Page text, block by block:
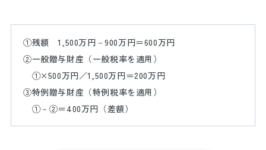
①残額1,500万円－900万円＝600万円
②一般贈与財産（一般税率を適用）
①×500万円／1,500万円＝200万円
③特例贈与財産（特例税率を適用）
①－②＝400万円（差額）